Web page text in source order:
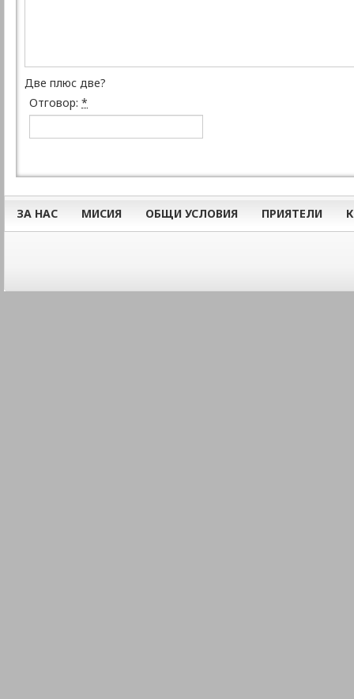
Две плюс две?
Отговор: *
ЗА НАС МИСИЯ ОБЩИ УСЛОВИЯ ПРИЯТЕЛИ